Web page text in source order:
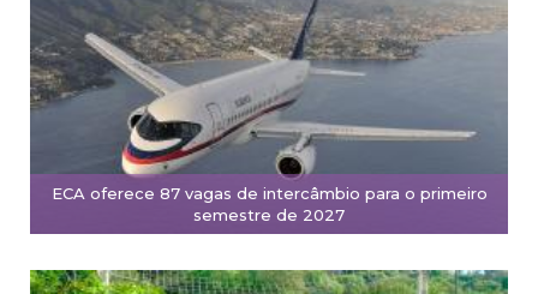
ECA oferece 87 vagas de intercâmbio para o primeiro
semestre de 2027